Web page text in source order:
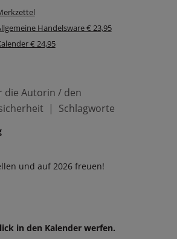
Handelsware € 23,95
€ 24,95
die Autorin / den
Schlagworte
und auf 2026 freuen!
in den Kalender werfen.